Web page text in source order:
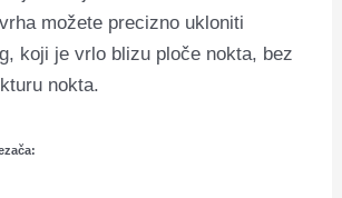
možete precizno ukloniti
koji je vrlo blizu ploče nokta, bez
nokta.